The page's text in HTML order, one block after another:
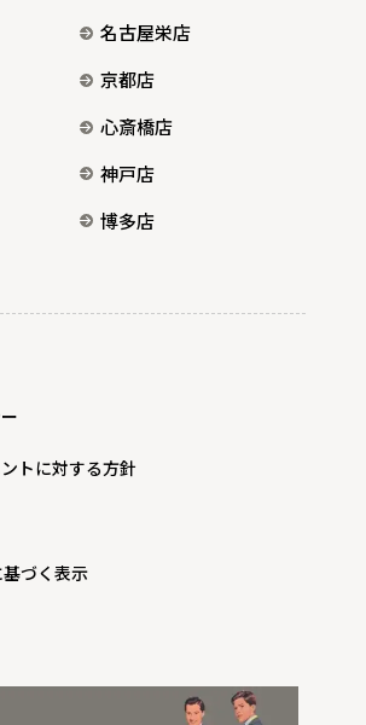
名古屋栄店
京都店
心斎橋店
神戸店
博多店
トに対する方針
づく表示